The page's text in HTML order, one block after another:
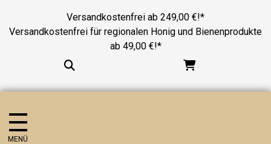
Versandkostenfrei ab 249,00 €!*
Versandkostenfrei für regionalen Honig und Bienenprodukte
ab 49,00 €!*
MENÜ